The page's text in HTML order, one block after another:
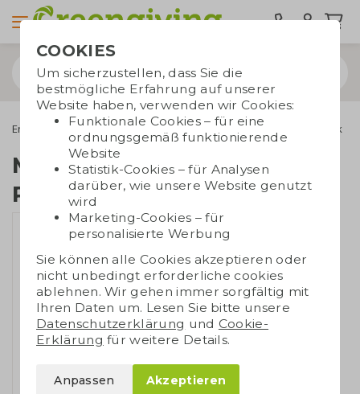
Energiesparprodukte Powerbanks Magnetische Powerbank
Magnetische
Powerbank
COOKIES
Um sicherzustellen, dass Sie die
bestmögliche Erfahrung auf unserer
Website haben, verwenden wir Cookies:
Funktionale Cookies – für eine
ordnungsgemäß funktionierende
Website
Statistik-Cookies – für Analysen
darüber, wie unsere Website genutzt
wird
Marketing-Cookies – für
personalisierte Werbung
Sie können alle Cookies akzeptieren oder
nicht unbedingt erforderliche cookies
ablehnen. Wir gehen immer sorgfältig mit
Ihren Daten um. Lesen Sie bitte unsere
Datenschutzerklärung und Cookie-
Erklärung für weitere Details.
Anpassen Akzeptieren